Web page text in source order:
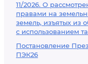
11/2026. О
правами на
земель, изъятых из
с использованием
Постановление
ПЭК26